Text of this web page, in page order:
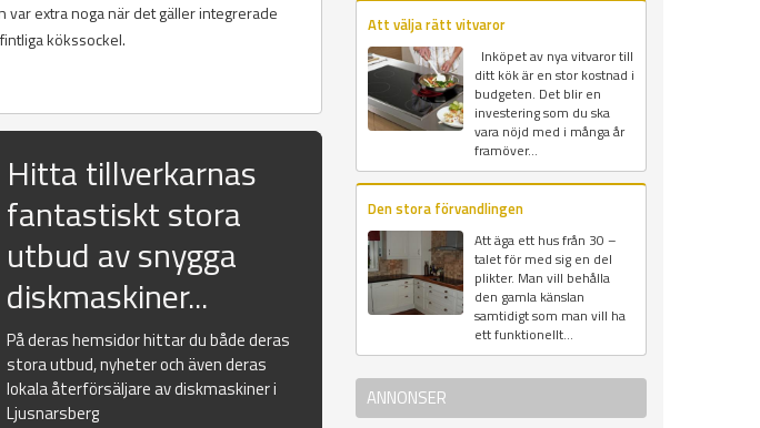
extra noga när det gäller integrerade
kökssockel.
Hitta tillverkarnas
fantastiskt stora
utbud av snygga
diskmaskiner...
På deras hemsidor hittar du både deras
stora utbud, nyheter och även deras
lokala återförsäljare av diskmaskiner i
Ljusnarsberg
Att välja rätt vitvaror
Inköpet av nya vitvaror till
ditt kök är en stor kostnad i
budgeten. Det blir en
investering som du ska
vara nöjd med i många år
framöver...
Den stora förvandlingen
Att äga ett hus från 30 –
talet för med sig en del
plikter. Man vill behålla
den gamla känslan
samtidigt som man vill ha
ett funktionellt...
ANNONSER